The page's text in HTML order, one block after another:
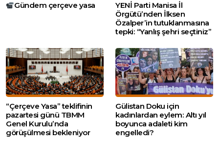
Gündem çerçeve yasa
YENİ Parti Manisa İl
Örgütü’nden İlksen
Özalper’in tutuklanmasına
tepki: “Yanlış şehri seçtiniz”
“Çerçeve Yasa” teklifinin
pazartesi günü TBMM
Genel Kurulu’nda
görüşülmesi bekleniyor
Gülistan Doku için
kadınlardan eylem: Altı yıl
boyunca adaleti kim
engelledi?